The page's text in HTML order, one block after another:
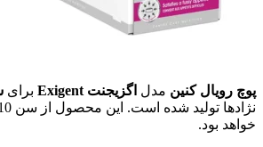
پوچ رویال کنین مدل اگزیجنت Exigent برای
خواهد بود.